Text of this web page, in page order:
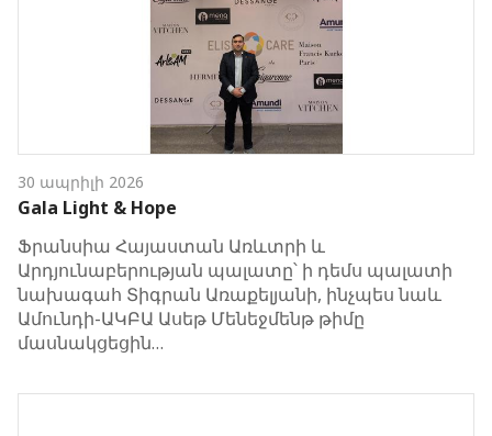
30 ապրիլի 2026
Gala Light & Hope
Ֆրանսիա Հայաստան Առևտրի և
Արդյունաբերության պալատը՝ ի դեմս պալատի
նախագահ Տիգրան Առաքելյանի, ինչպես նաև
Ամունդի-ԱԿԲԱ Ասեթ Մենեջմենթ թիմը
մասնակցեցին…